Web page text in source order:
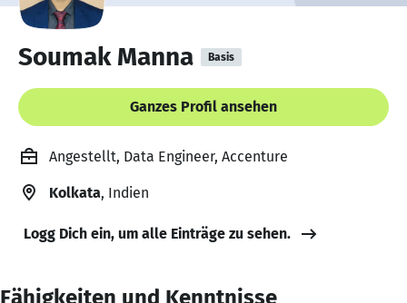
Soumak Manna Basis
Ganzes Profil ansehen
Angestellt, Data Engineer, Accenture
Kolkata, Indien
Logg Dich ein, um alle Einträge zu sehen.
Fähigkeiten und Kenntnisse